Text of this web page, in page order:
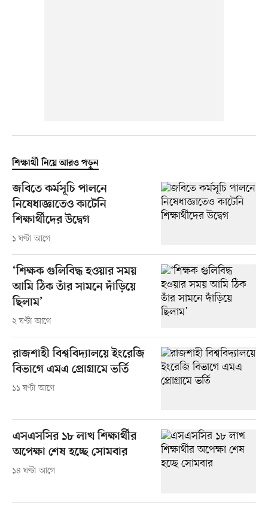
শিক্ষার্থী নিয়ে আরও পড়ুন
জবিতে কর্মসূচি পালনে
নিষেধাজ্ঞাতেও কাটেনি
শিক্ষার্থীদের উদ্বেগ
১ ঘণ্টা আগে
‘শিক্ষক গুলিবিদ্ধ হওয়ার সময়
আমি ঠিক তাঁর সামনে দাঁড়িয়ে
ছিলাম’
২ ঘণ্টা আগে
রাজশাহী বিশ্ববিদ্যালয়ে ইংরেজি
বিভাগে এমএ প্রোগ্রামে ভর্তি
১১ ঘণ্টা আগে
এসএসসির ১৮ লাখ শিক্ষার্থীর
অপেক্ষা শেষ হচ্ছে সোমবার
১৪ ঘণ্টা আগে